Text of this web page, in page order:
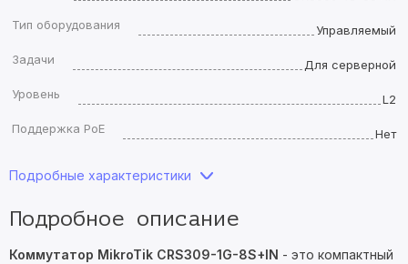
Тип оборудования
Управляемый
Задачи
Для серверной
Уровень
L2
Поддержка PoE
Нет
Подробные характеристики
Подробное описание
Коммутатор MikroTik CRS309-1G-8S+IN - это компактный